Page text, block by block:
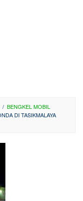
/ BENGKEL MOBIL
DI TASIKMALAYA